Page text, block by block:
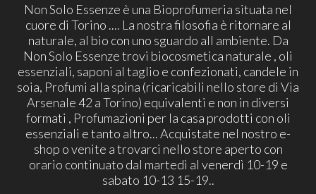
Non Solo Essenze è una Bioprofumeria situata nel
cuore di Torino .... La nostra filosofia è ritornare al
naturale, al bio con uno sguardo all ambiente. Da
Non Solo Essenze trovi biocosmetica naturale , oli
essenziali, saponi al taglio e confezionati, candele in
soia, Profumi alla spina (ricaricabili nello store di Via
Arsenale 42 a Torino) equivalenti e non in diversi
formati , Profumazioni per la casa prodotti con oli
essenziali e tanto altro... Acquistate nel nostro e-
shop o venite a trovarci nello store aperto con
orario continuato dal martedì al venerdì 10-19 e
sabato 10-13 15-19..